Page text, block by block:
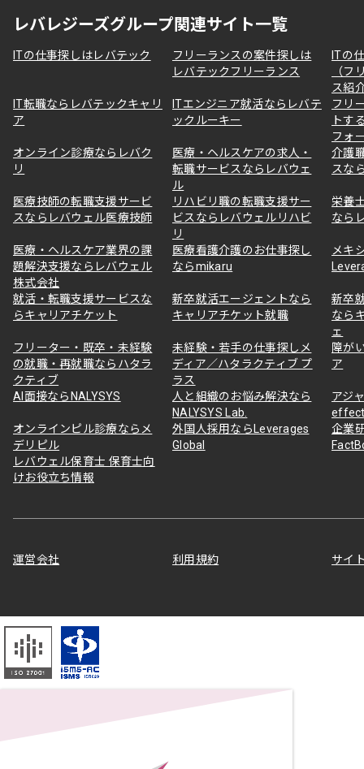
レバレジーズグループ関連サイト一覧
ITの仕事探しはレバテック
フリーランスの案件探しは
レバテックフリーランス
ITの
（フ
ス紹
IT転職ならレバテックキャリ
ア
ITエンジニア就活ならレバテ
ックルーキー
フリ
トす
フォ
オンライン診療ならレバク
リ
医療・ヘルスケアの求人・
転職サービスならレバウェ
ル
介護
スな
医療技師の転職支援サービ
スならレバウェル医療技師
リハビリ職の転職支援サー
ビスならレバウェルリハビ
リ
栄養
なら
医療・ヘルスケア業界の課
題解決支援ならレバウェル
株式会社
医療看護介護のお仕事探し
ならmikaru
メキ
就活・転職支援サービスな
らキャリアチケット
新卒就活エージェントなら
キャリアチケット就職
新卒
なら
ェ
フリーター・既卒・未経験
の就職・再就職ならハタラ
クティブ
未経験・若手の仕事探しメ
ディア／ハタラクティブ プ
ラス
障が
ア
AI面接ならNALYSYS
人と組織のお悩み解決なら
NALYSYS Lab.
アジ
オンラインピル診療ならメ
デリピル
外国人採用ならLeverages
Global
企業
レバウェル保育士 保育士向
けお役立ち情報
運営会社 利用規約 サイ